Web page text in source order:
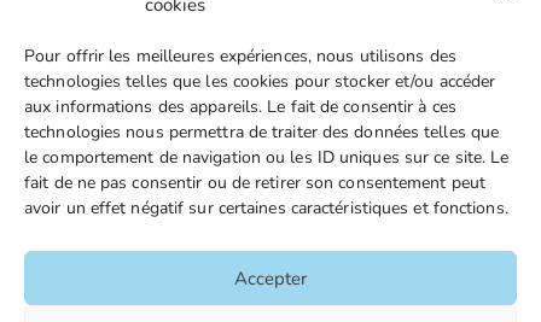
cookies
Pour offrir les meilleures expériences, nous utilisons des
technologies telles que les cookies pour stocker et/ou accéder
aux informations des appareils. Le fait de consentir à ces
technologies nous permettra de traiter des données telles que
le comportement de navigation ou les ID uniques sur ce site. Le
fait de ne pas consentir ou de retirer son consentement peut
avoir un effet négatif sur certaines caractéristiques et fonctions.
Accepter
Gestion des cookies
FGTA-FO / 15 avenue Victor Hugo – 92170 Vanves / 01 86
90 43 60 / fgtafo@fgta-fo.org
Accueil
Contacts